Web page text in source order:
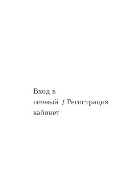
Вход в
личный
кабинет
/ Регистрация